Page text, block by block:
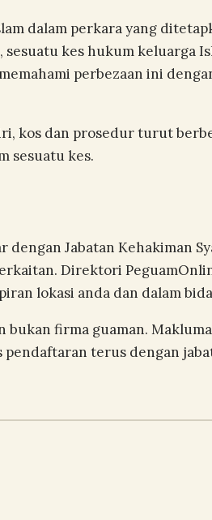
dalam perkara yang
kes hukum keluarga
perbezaan ini
kos dan prosedur turut
sesuatu kes.
Jabatan Kehakiman
Direktori
lokasi anda dan dalam
firma guaman.
terus dengan